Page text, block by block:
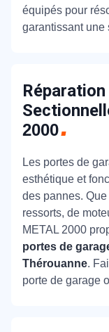
équipés pour
garantissant une
2000
Les portes de
esthétique et
des pannes.
ressorts, de
METAL 2000
portes de
Thérouanne.
porte de garage